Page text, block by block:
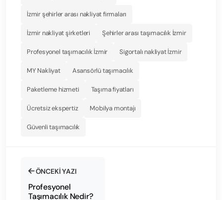
İzmir şehirler arası nakliyat firmaları
İzmir nakliyat şirketleri Şehirler arası taşımacılık İzmir
Profesyonel taşımacılık İzmir Sigortalı nakliyat İzmir
MY Nakliyat Asansörlü taşımacılık
Paketleme hizmeti Taşıma fiyatları
Ücretsiz ekspertiz Mobilya montajı
Güvenli taşımacılık
ÖNCEKI YAZI
Profesyonel
Taşımacılık Nedir?